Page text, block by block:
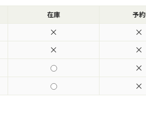
在庫
予約
× ×
× ×
×
×